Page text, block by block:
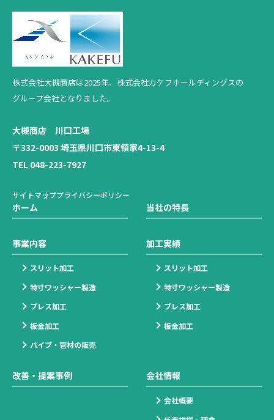
株式会社大槻商店は2025年、 株式会社カケフホールディングスの
グループ会社となりました。
大槻商店 川口工場
〒332-0003 埼玉県川口市東領家4-13-4
TEL 048-223-7927
サイトマッププライバシーポリシー
ホーム 当社の特長
事業内容
スリット加工
特寸ワッシャー製造
プレス加工
板金加工
パイプ・管材の販売
加工実績
スリット加工
特寸ワッシャー製造
プレス加工
板金加工
改善・提案事例 会社情報
会社概要